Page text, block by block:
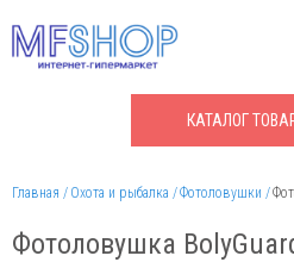
КАТАЛОГ
Главная Охота и рыбалка Фотоловушки
Фотоловушка